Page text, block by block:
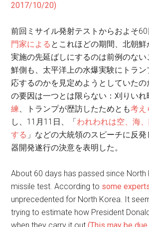
2017/10/20)
前回ミサイル発射テストからおよそ
門家による とこれほどの期間、北朝鮮
実施の先延ばしにするのは前例のな
鮮側も、太平洋上の水爆実験にトラン
応するのかを見定めようとしていたの
の要因は一つとは限らない：刈りいれ
練、トランプが歴訪したためとも考え
し、11月11日、「われわれは空、海
する 」などの大統領のスピーチに反
器開発遂行の決意を表明した。
About 60 days has passed since North
missile test. According to some
unprecedented for North Korea. It
trying to estimate how President